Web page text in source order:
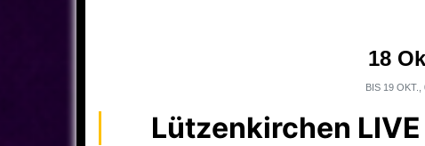
18
BIS 19 OKT.,
Lützenkirchen